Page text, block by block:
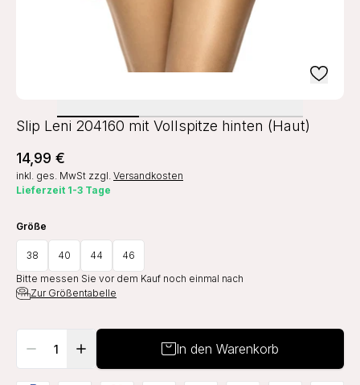
Slip Leni 204160 mit Vollspitze hinten (Haut)
14,99 €
inkl. ges. MwSt zzgl. Versandkosten
Lieferzeit 1-3 Tage
Größe
38 40 44
46
Bitte messen Sie vor dem Kauf noch einmal nach
Zur Größentabelle
In den Warenkorb